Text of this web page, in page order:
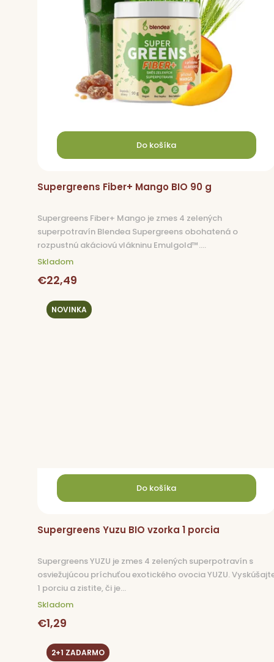
Do košíka
€22,49
Skladom
Supergreens Fiber+ Mango BIO 90 g
Supergreens Fiber+ Mango je zmes 4 zelených
superpotravín Blendea Supergreens obohatená o
rozpustnú akáciovú vlákninu Emulgold™....
NOVINKA
Do košíka
€1,29
Skladom
Supergreens Yuzu BIO vzorka 1 porcia
Supergreens YUZU je zmes 4 zelených superpotravín s
osviežujúcou príchuťou exotického ovocia YUZU.
1 porciu a zistite, či je...
2+1 ZADARMO